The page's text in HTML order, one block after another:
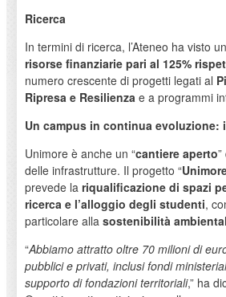
Ricerca
In termini di ricerca, l’Ateneo ha visto un
risorse finanziarie pari al 125%
numero crescente di progetti legati al
Ripresa e Resilienzae a programmi
Un campus in continua evoluzione:
Unimore è anche un “cantiere aperto
delle infrastrutture. Il progetto “
prevede la riqualificazione di spazi
ricerca e l’alloggio degli studenti,
particolare alla sostenibilità
“Abbiamo attratto oltre 70 milioni di
pubblici e privati, inclusi fondi
supporto di fondazioni territoriali,” ha